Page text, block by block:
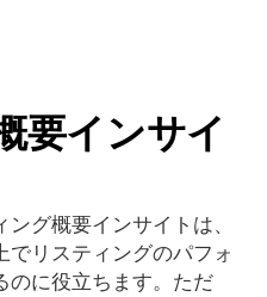
要インサイ
グ概要インサイトは、
でリスティングのパフォ
のに役立ちます。ただ